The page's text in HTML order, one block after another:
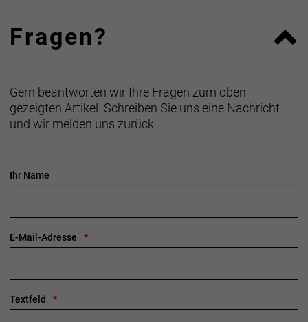
Fragen?
Gern beantworten wir Ihre Fragen zum oben
gezeigten Artikel. Schreiben Sie uns eine Nachricht
und wir melden uns zurück
Ihr Name
E-Mail-Adresse
Textfeld